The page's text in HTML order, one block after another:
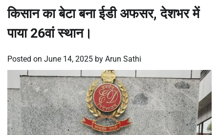
किसान का बेटा बना ईडी अफसर, देशभर में
पाया 26वां स्थान।
Posted on June 14, 2025 by Arun Sathi